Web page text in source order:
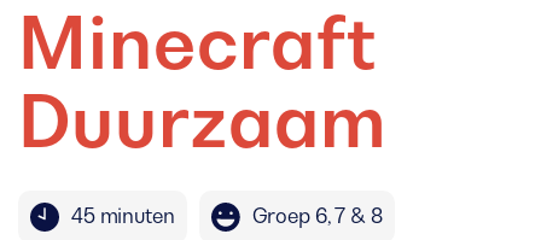
Minecraft
Duurzaam
45 minuten Groep 6, 7 & 8